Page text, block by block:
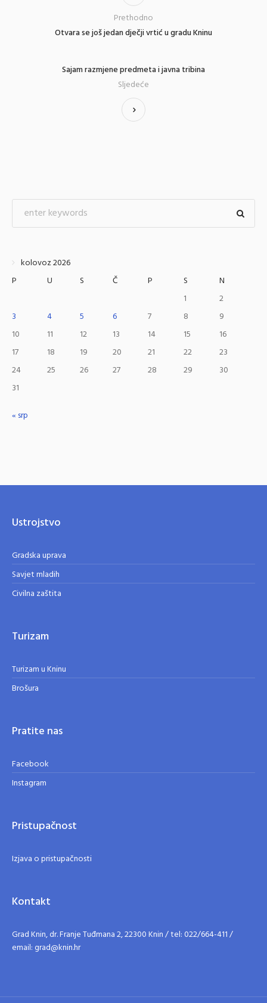
Otvara se još jedan dječji vrtić u gradu Kninu
Prethodno
Sajam razmjene predmeta i javna tribina
Sljedeće
kolovoz 2026
P
U S Č P S
N
1
2
3
4 5 6 7 8
9
10
11 12 13 14 15
16
17
18 19 20 21 22
23
24
25 26 27 28 29
30
31
« srp
Ustrojstvo
Gradska uprava
Savjet mladih
Civilna zaštita
Turizam
Turizam u Kninu
Brošura
Pratite nas
Facebook
Instagram
Pristupačnost
Izjava o pristupačnosti
Kontakt
Grad Knin, dr. Franje Tuđmana 2, 22300 Knin / tel: 022/664-411 /
email: grad@knin.hr